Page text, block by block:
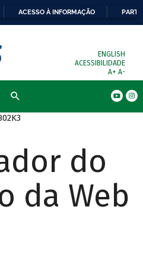
ACESSO À INFORMAÇÃO
ENGLISH
ACESSIBILIDADE
A+ A-
do
da Web